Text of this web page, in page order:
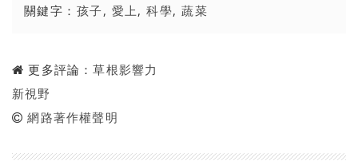
關鍵字： 孩子, 愛上,科學,蔬菜
更多評論：草根影響力
新視野
網路著作權聲明